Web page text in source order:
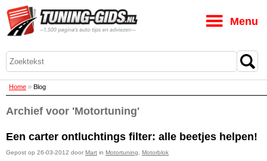
Home Blog
Archief voor 'Motortuning'
Een carter ontluchtings filter: alle beetjes helpen!
Gepost op 26-03-2012 door Mart in Motortuning Motorblok